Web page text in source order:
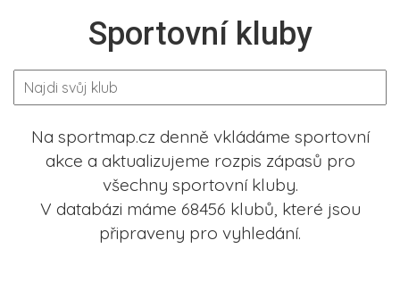
Sportovní kluby
Na sportmap.cz denně vkládáme sportovní
akce a aktualizujeme rozpis zápasů pro
všechny sportovní kluby.
V databázi máme 68456 klubů, které jsou
připraveny pro vyhledání.